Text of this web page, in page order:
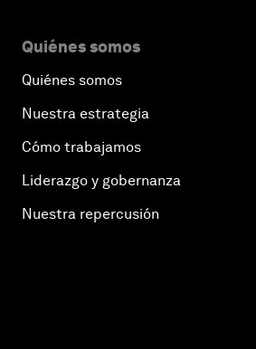
Quiénes somos
Quiénes somos
Nuestra estrategia
Cómo trabajamos
Liderazgo y gobernanza
Nuestra repercusión